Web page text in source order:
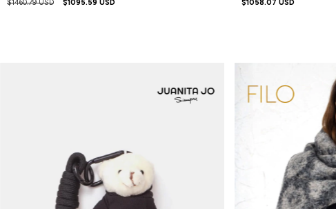
$1460.79 USD $1095.59 USD $1058.07 USD